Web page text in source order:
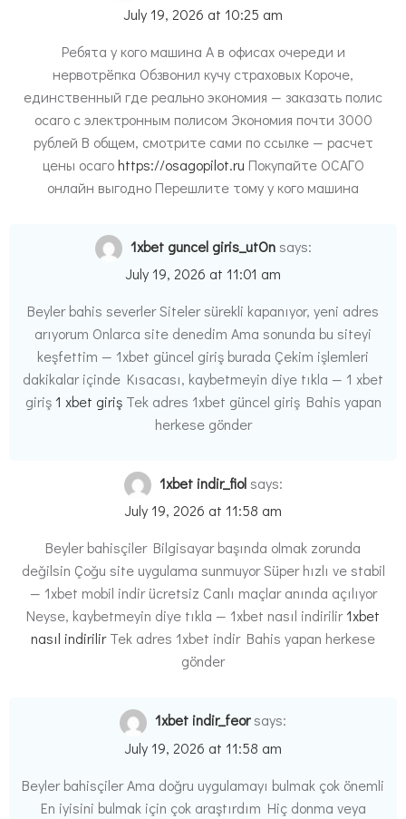
July 19, 2026 at 10:25 am
Ребята у кого машина А в офисах очереди и
нервотрёпка Обзвонил кучу страховых Короче,
единственный где реально экономия — заказать полис
осаго с электронным полисом Экономия почти 3000
рублей В общем, смотрите сами по ссылке — расчет
цены осагоhttps://osagopilot.ru Покупайте ОСАГО
онлайн выгодно Перешлите тому у кого машина
1xbet guncel giris_utOn says:
July 19, 2026 at 11:01 am
Beyler bahis severler Siteler sürekli kapanıyor, yeni adres
arıyorum Onlarca site denedim Ama sonunda bu siteyi
keşfettim — 1xbet güncel giriş burada Çekim işlemleri
dakikalar içinde Kısacası, kaybetmeyin diye tıkla — 1 xbet
giriş 1 xbet girişTek adres 1xbet güncel giriş Bahis yapan
herkese gönder
1xbet indir_fiol says:
July 19, 2026 at 11:58 am
Beyler bahisçiler Bilgisayar başında olmak zorunda
değilsin Çoğu site uygulama sunmuyor Süper hızlı ve stabil
— 1xbet mobil indir ücretsiz Canlı maçlar anında açılıyor
Neyse, kaybetmeyin diye tıkla — 1xbet nasıl indirilir1xbet
nasıl indirilirTek adres 1xbet indir Bahis yapan herkese
gönder
1xbet indir_feorsays:
July 19, 2026 at 11:58 am
Beyler bahisçiler Ama doğru uygulamayı bulmak çok önemli
En iyisini bulmak için çok araştırdım Hiç donma veya